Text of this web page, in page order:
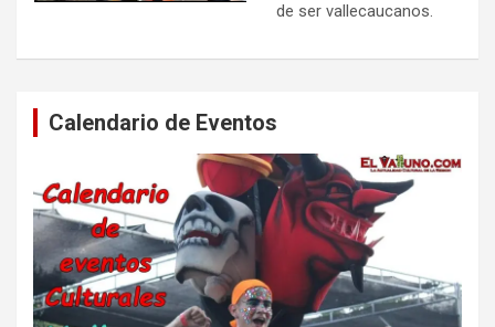
de ser vallecaucanos.
Calendario de Eventos